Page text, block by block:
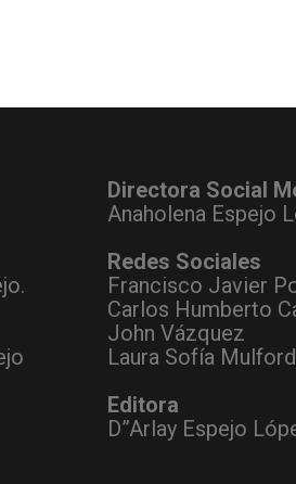
Directora Social
Anaholena Espejo
Redes Sociales
Francisco Javier
Carlos Humberto
John Vázquez
Laura Sofía Mulford
Editora
D”Arlay Espejo